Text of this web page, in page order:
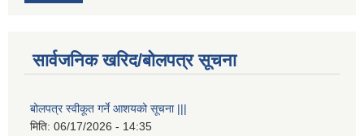
सार्वजनिक खरिद/बोलपत्र सूचना
बोलपत्र स्वीकूत गर्ने आशयको सूचना |||
मिति: 06/17/2026 - 14:35